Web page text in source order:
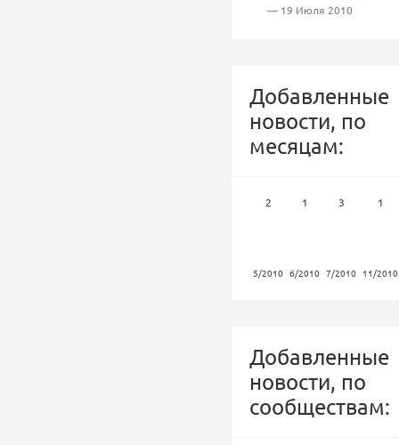
— 19 Июля 2010
Добавленные
новости, по
месяцам:
2
5/2010
1
6/2010
3
7/2010
1
11/2010
Добавленные
новости, по
сообществам: